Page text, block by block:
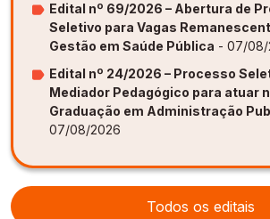
Edital nº 69/2026 – Abertura de
Seletivo para Vagas
Gestão em Saúde Pública - 07/08/
Edital nº 24/2026 – Processo
Mediador Pedagógico para atuar
Graduação em Administração
07/08/2026
Todos os editais